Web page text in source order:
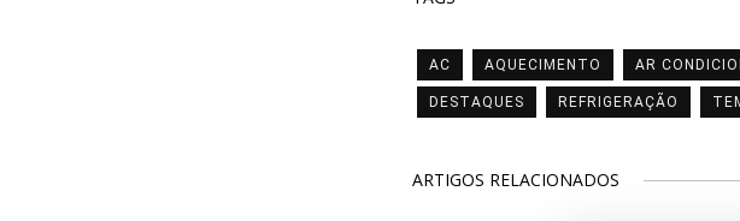
AC AQUECIMENTO AR
DESTAQUES REFRIGERAÇÃO
ARTIGOS RELACIONADOS